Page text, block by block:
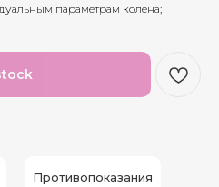
параметрам колена;
Противопоказания